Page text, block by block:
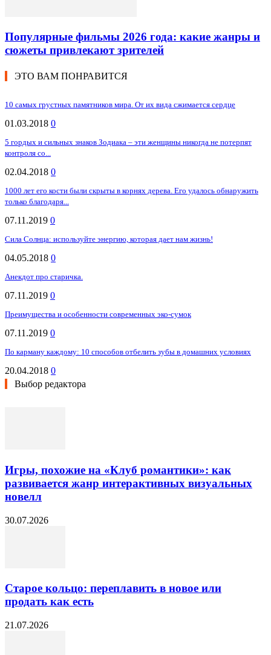
Популярные фильмы 2026 года: какие жанры и
сюжеты привлекают зрителей
ЭТО ВАМ ПОНРАВИТСЯ
10 самых грустных памятников мира. От их вида сжимается сердце
01.03.2018 0
5 гордых и сильных знаков Зодиака – эти женщины никогда не потерпят
контроля со...
02.04.2018 0
1000 лет его кости были скрыты в корнях дерева. Его удалось обнаружить
только благодаря...
07.11.2019 0
Сила Солнца: используйте энергию, которая дает нам жизнь!
04.05.2018 0
Анекдот про старичка.
07.11.2019 0
Преимущества и особенности современных эко-сумок
07.11.2019 0
По карману каждому: 10 способов отбелить зубы в домашних условиях
20.04.2018 0
Выбор редактора
Игры, похожие на «Клуб романтики»: как
развивается жанр интерактивных визуальных
новелл
30.07.2026
Старое кольцо: переплавить в новое или
продать как есть
21.07.2026